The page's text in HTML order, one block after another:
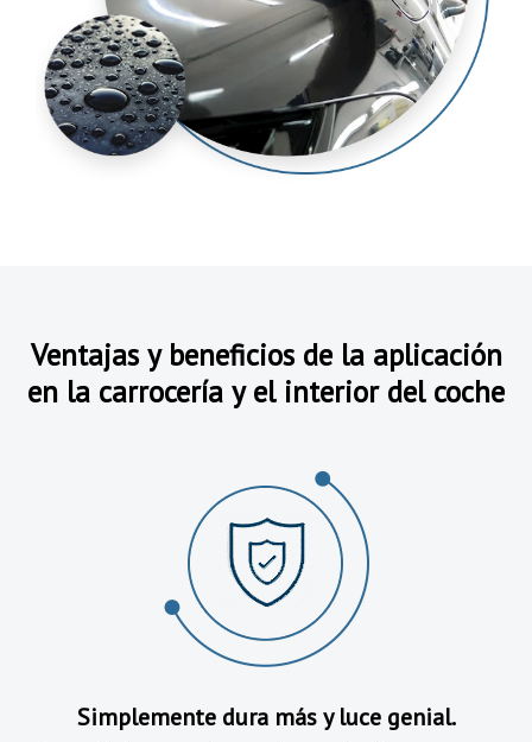
Ventajas y beneficios de la aplicación
en la carrocería y el interior del coche
Simplemente dura más y luce genial.